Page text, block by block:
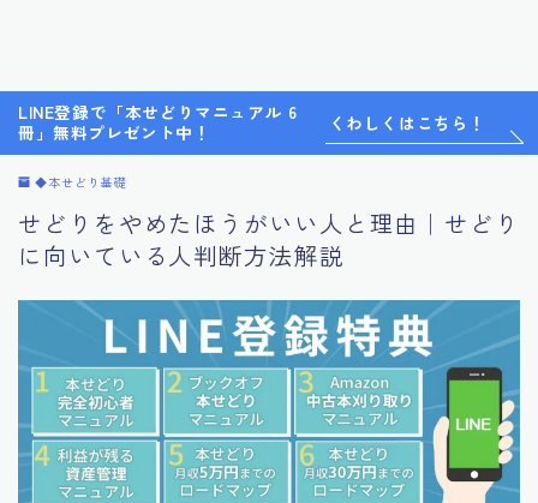
LINE登録で「本せどりマニュアル 6
冊」無料プレゼント中！
くわしくはこちら！
◆本せどり基礎
せどりをやめたほうがいい人と理由｜せどり
に向いている人判断方法解説